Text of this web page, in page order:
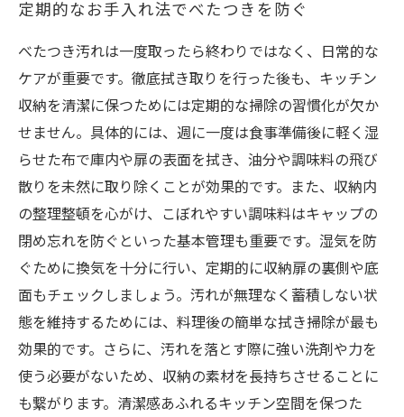
定期的なお手入れ法でべたつきを防ぐ
べたつき汚れは一度取ったら終わりではなく、日常的な
ケアが重要です。徹底拭き取りを行った後も、キッチン
収納を清潔に保つためには定期的な掃除の習慣化が欠か
せません。具体的には、週に一度は食事準備後に軽く湿
らせた布で庫内や扉の表面を拭き、油分や調味料の飛び
散りを未然に取り除くことが効果的です。また、収納内
の整理整頓を心がけ、こぼれやすい調味料はキャップの
閉め忘れを防ぐといった基本管理も重要です。湿気を防
ぐために換気を十分に行い、定期的に収納扉の裏側や底
面もチェックしましょう。汚れが無理なく蓄積しない状
態を維持するためには、料理後の簡単な拭き掃除が最も
効果的です。さらに、汚れを落とす際に強い洗剤や力を
使う必要がないため、収納の素材を長持ちさせることに
も繋がります。清潔感あふれるキッチン空間を保つた